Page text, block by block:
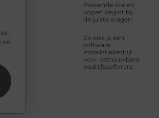
Passende wielen
kopen begint bij
de juiste vragen
Zo kies je een
software
installatiebedrijf
voor betrouwbare
bedrijfssoftware
de